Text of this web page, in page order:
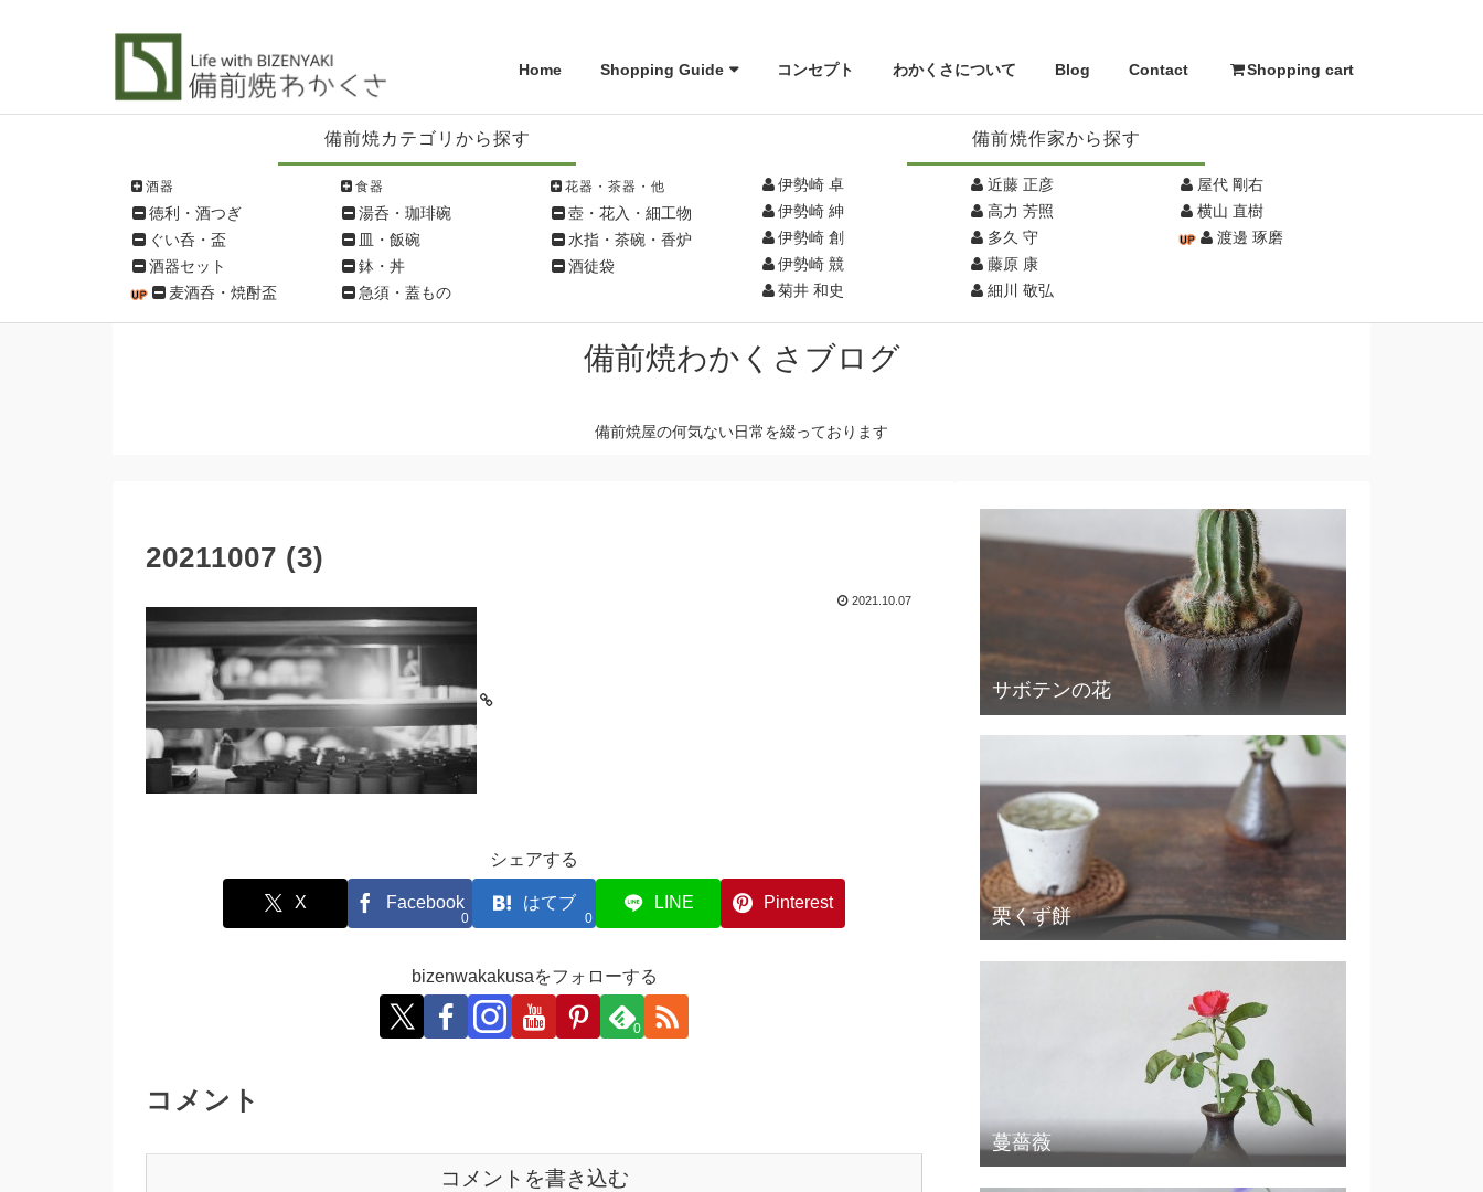
Home Shopping Guide コンセプト わかくさについて Blog Contact Shopping cart
備前焼カテゴリから探す
酒器
徳利・酒つぎ
ぐい呑・盃
酒器セット
麦酒呑・焼酎盃
食器
湯呑・珈琲碗
皿・飯碗
鉢・丼
急須・蓋もの
花器・茶器・他
壺・花入・細工物
水指・茶碗・香炉
酒徒袋
備前焼作家から探す
伊勢崎 卓
伊勢崎 紳
伊勢崎 創
伊勢崎 競
菊井 和史
近藤 正彦
高力 芳照
多久 守
藤原 康
細川 敬弘
屋代 剛右
横山 直樹
渡邊 琢磨
備前焼わかくさブログ
備前焼屋の何気ない日常を綴っております
20211007 (3)
2021.10.07
シェアする
X Facebook
0
はてブ
0
LINE Pinterest
bizenwakakusaをフォローする
0
コメント
コメントを書き込む
サボテンの花
栗くず餅
蔓薔薇